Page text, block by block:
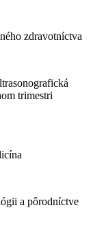
zdravotníctva
trimestri
a pôrodníctve